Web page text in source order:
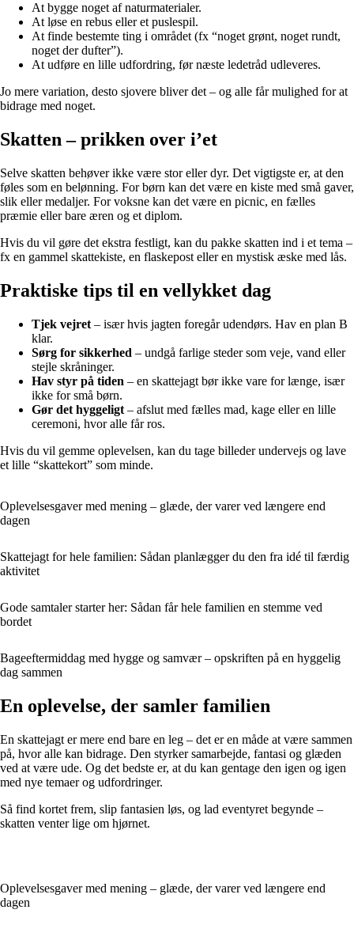
At bygge noget af naturmaterialer.
At løse en rebus eller et puslespil.
At finde bestemte ting i området (fx “noget grønt, noget rundt,
noget der dufter”).
At udføre en lille udfordring, før næste ledetråd udleveres.
Jo mere variation, desto sjovere bliver det – og alle får mulighed for at
bidrage med noget.
Skatten – prikken over i’et
Selve skatten behøver ikke være stor eller dyr. Det vigtigste er, at den
føles som en belønning. For børn kan det være en kiste med små gaver,
slik eller medaljer. For voksne kan det være en picnic, en fælles
præmie eller bare æren og et diplom.
Hvis du vil gøre det ekstra festligt, kan du pakke skatten ind i et tema –
fx en gammel skattekiste, en flaskepost eller en mystisk æske med lås.
Praktiske tips til en vellykket dag
Tjek vejret – især hvis jagten foregår udendørs. Hav en plan B
klar.
Sørg for sikkerhed – undgå farlige steder som veje, vand eller
stejle skråninger.
Hav styr på tiden – en skattejagt bør ikke vare for længe, især
ikke for små børn.
Gør det hyggeligt – afslut med fælles mad, kage eller en lille
ceremoni, hvor alle får ros.
Hvis du vil gemme oplevelsen, kan du tage billeder undervejs og lave
et lille “skattekort” som minde.
Oplevelsesgaver med mening – glæde, der varer ved længere end
dagen
Skattejagt for hele familien: Sådan planlægger du den fra idé til færdig
aktivitet
Gode samtaler starter her: Sådan får hele familien en stemme ved
bordet
Bageeftermiddag med hygge og samvær – opskriften på en hyggelig
dag sammen
En oplevelse, der samler familien
En skattejagt er mere end bare en leg – det er en måde at være sammen
på, hvor alle kan bidrage. Den styrker samarbejde, fantasi og glæden
ved at være ude. Og det bedste er, at du kan gentage den igen og igen
med nye temaer og udfordringer.
Så find kortet frem, slip fantasien løs, og lad eventyret begynde –
skatten venter lige om hjørnet.
Oplevelsesgaver med mening – glæde, der varer ved længere end
dagen